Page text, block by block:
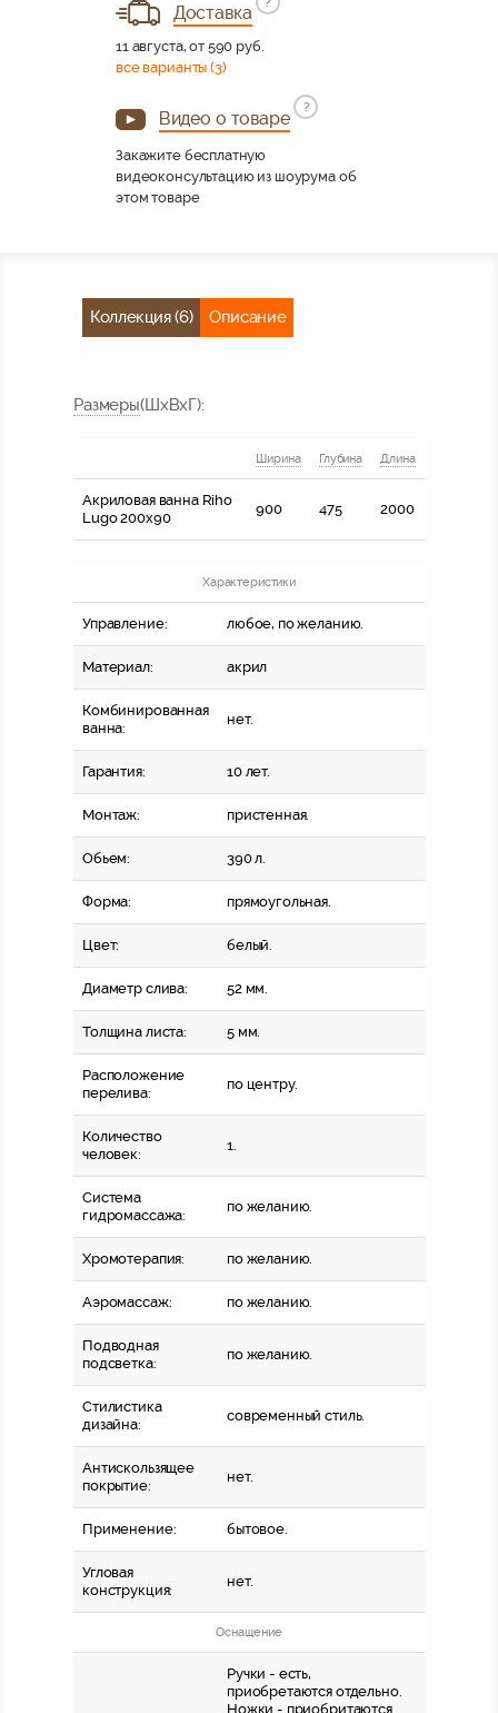
Доставка
11 августа, от 590 руб.
все варианты (3)
Видео о товаре
?
Закажите бесплатную
видеоконсультацию из шоурума об
этом товаре
Коллекция (6) Описание
Размеры(ШхВхГ):
Ширина Глубина Длина
Акриловая ванна Riho
Lugo 200x90
900 475 2000
Характеристики
Управление: любое, по желанию.
Материал: акрил
Комбинированная
ванна:
нет.
Гарантия: 10 лет.
Монтаж: пристенная.
Обьем: 390 л.
Форма: прямоугольная.
Цвет: белый.
Диаметр слива: 52 мм.
Толщина листа: 5 мм.
Расположение
перелива:
по центру.
Количество
человек:
1.
Система
гидромассажа:
по желанию.
Хромотерапия: по желанию.
Аэромассаж: по желанию.
Подводная
подсветка:
по желанию.
Стилистика
дизайна:
современный стиль.
Антискользящее
покрытие:
нет.
Применение: бытовое.
Угловая
конструкция:
нет.
Оснащение
Ручки - есть,
приобретаются отдельно.
Ножки - приобритаются